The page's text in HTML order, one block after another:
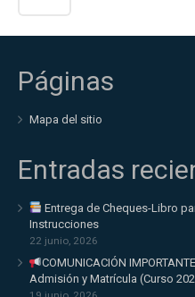
Páginas
Mapa del sitio
Entradas
Entrega de Cheques-Libro
Instrucciones
22 junio, 2026
COMUNICACIÓN
Admisión y Matrícula (Curso